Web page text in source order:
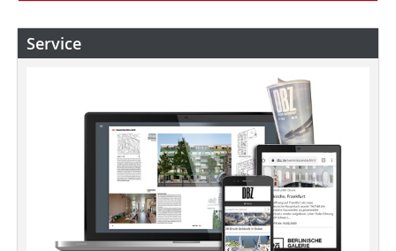
Service